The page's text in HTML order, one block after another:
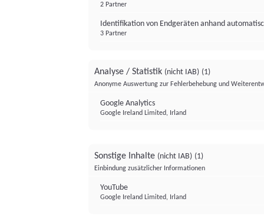
2 Partner
Identifikation von Endgeräten anhand
3 Partner
Analyse / Statistik (nicht IAB) (1)
Anonyme Auswertung zur Fehlerbehebung und
Google Analytics
Google Ireland Limited, Irland
Sonstige Inhalte (nicht IAB) (1)
Einbindung zusätzlicher Informationen
YouTube
Google Ireland Limited, Irland